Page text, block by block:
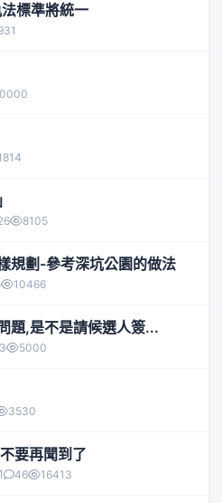
標準將統一
8105
規劃-參考深坑公園的做法
10466
題,是不是請候選人簽...
5000
3530
要再聞到了
46 16413